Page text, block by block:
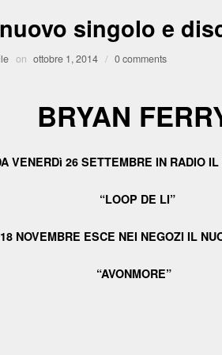
nuovo singolo e
on ottobre 1, 2014 / 0 comments
BRYAN
VENERDì 26 SETTEMBRE IN RADIO
“LOOP DE LI”
NOVEMBRE ESCE NEI NEGOZI IL
“AVONMORE”